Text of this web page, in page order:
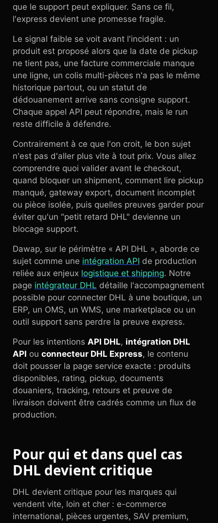
que le support peut expliquer. Sans ce fil,
l'express devient une promesse fragile.
Le signal faible se voit avant l'incident : un
produit est proposé alors que la date de pickup
ne tient pas, une facture commerciale manque
une ligne, un colis multi-pièces n'a pas le même
historique partout, ou un statut de
dédouanement arrive sans consigne support.
Chaque appel API peut répondre, mais le run
reste difficile à défendre.
Contrairement à ce que l'on croit, le bon sujet
n'est pas d'aller plus vite à tout prix. Vous allez
comprendre quoi valider avant le checkout,
quand bloquer un shipment, comment lire pickup
manqué, gateway export, document incomplet
ou pièce isolée, puis quelles preuves garder pour
éviter qu'un "petit retard DHL" devienne un
blocage support.
Dawap, sur le périmètre « API DHL », aborde ce
sujet comme une intégration API de production
reliée aux enjeux logistique et shipping. Notre
page intégrateur DHL détaille l'accompagnement
possible pour connecter DHL à une boutique, un
ERP, un OMS, un WMS, une marketplace ou un
outil support sans perdre la preuve express.
Pour les intentions API DHL, intégration DHL
API ou connecteur DHL Express, le contenu
doit pousser la page service exacte : produits
disponibles, rating, pickup, documents
douaniers, tracking, retours et preuve de
livraison doivent être cadrés comme un flux de
production.
Pour qui et dans quel cas
DHL devient critique
DHL devient critique pour les marques qui
vendent vite, loin et cher : e-commerce
international, pièces urgentes, SAV premium,